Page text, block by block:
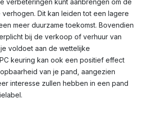
verbeteringen kunt aanbrengen om de
Dit kan leiden tot een lagere
meer duurzame toekomst. Bovendien
bij de verkoop of verhuur van
voldoet aan de wettelijke
keuring kan ook een positief effect
van je pand, aangezien
interesse zullen hebben in een pand